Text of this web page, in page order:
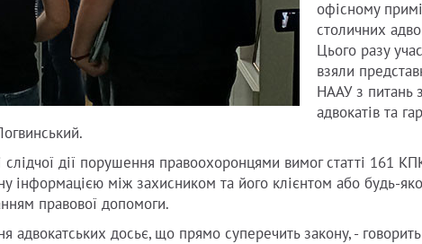
офісному
столичних
Цього разу
взяли
НААУ з питань
адвокатів та
дії порушення правоохоронцями вимог статті 161
інформацією між захисником та його клієнтом або будь-
правової допомоги.
адвокатських досьє, що прямо суперечить закону, -